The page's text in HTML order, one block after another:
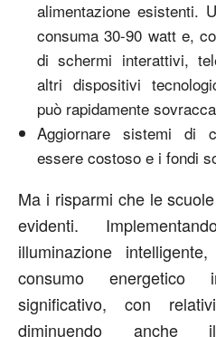
alimentazione esistenti.
consuma 30-90 watt e,
di schermi interattivi,
altri dispositivi
può rapidamente
Aggiornare sistemi di
essere costoso e i fondi
Ma i risparmi che le
evidenti.
illuminazione
consumo energetico
significativo, con
diminuendo anche